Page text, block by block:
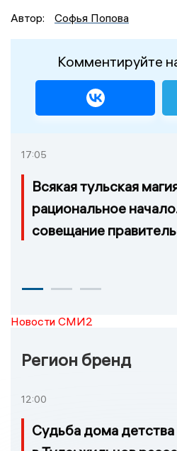
Автор:
Софья Попова
Комментируйте
17:05
Всякая тульская
рациональное
совещание
Новости СМИ2
Регион бренд
12:00
Судьба дома детства